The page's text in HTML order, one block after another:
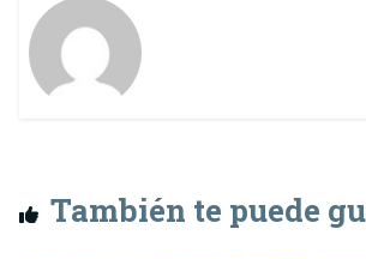
También te puede